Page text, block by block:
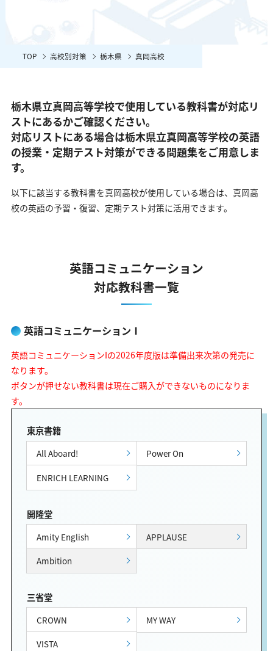
TOP 高校別対策 栃木県 真岡高校
栃木県立真岡高等学校で使用している教科書が対応リ
ストにあるかご確認ください。
対応リストにある場合は栃木県立真岡高等学校の英語
の授業・定期テスト対策ができる問題集をご用意しま
す。
以下に該当する教科書を真岡高校が使用している場合は、 真岡高
校の英語の予習・復習、定期テスト対策に活用できます。
英語コミュニケーション
対応教科書一覧
英語コミュニケーションⅠ
英語コミュニケーションIの2026年度版は準備出来次第の発売に
なります。
ボタンが押せない教科書は現在ご購入ができないものになりま
す。
東京書籍
All Aboard!
Power On
ENRICH LEARNING
開隆堂
Amity English
APPLAUSE
Ambition
三省堂
CROWN
MY WAY
VISTA